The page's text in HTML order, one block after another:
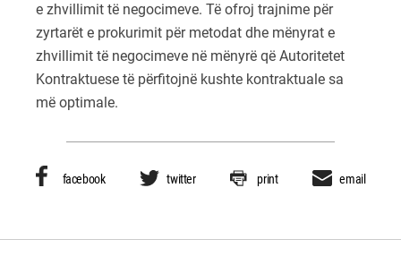
e zhvillimit të negocimeve. Të ofroj trajnime për
zyrtarët e prokurimit për metodat dhe mënyrat e
zhvillimit të negocimeve në mënyrë që Autoritetet
Kontraktuese të përfitojnë kushte kontraktuale sa
më optimale.
facebook twitter print email